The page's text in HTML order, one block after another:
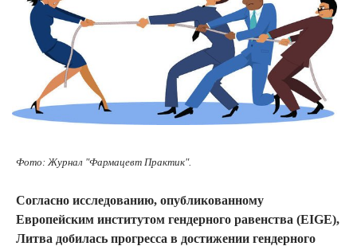
Фото: Журнал "Фармацевт Практик".
Согласно исследованию, опубликованному
Европейским институтом гендерного равенства (EIGE),
Литва добилась прогресса в достижении гендерного